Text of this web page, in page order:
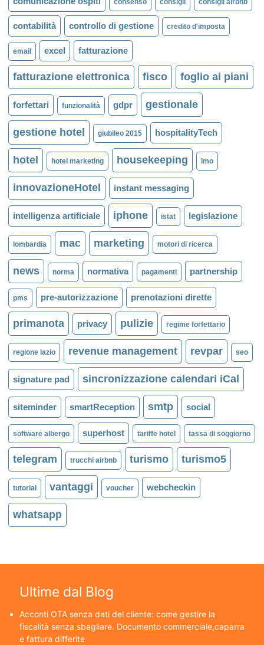
consenso consigli consigli airbnb
contabilità controllo di gestione credito d'imposta
email excel fatturazione
fatturazione elettronica fisco foglio ai piani
forfettari funzionalità gdpr gestionale
gestione hotel giubileo 2015 hospitalityTech
hotel hotel marketing housekeeping imo
innovazioneHotel instant messaging
intelligenza artificiale iphone istat legislazione
lombardia mac marketing motori di ricerca
news norma normativa pagamenti partnership
pms pre-autorizzazione prenotazioni dirette
primanota privacy pulizie regime forfettario
regione lazio revenue management revpar seo
signature pad sincronizzazione calendari iCal
siteminder smartReception smtp social
software albergo superhost tariffe hotel tassa di soggiorno
telegram trucchi airbnb turismo turismo5
tutorial vantaggi voucher webcheckin
whatsapp
Ultime dal Blog
Acconti OTA senza dati del cliente: come gestire la
fiscalità senza sbagliare. Documento commerciale,caparra
e fattura differite